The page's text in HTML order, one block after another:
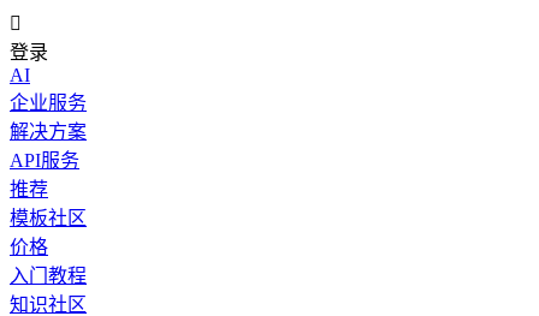

登录
AI
企业服务
解决方案
API服务
推荐
模板社区
价格
入门教程
知识社区